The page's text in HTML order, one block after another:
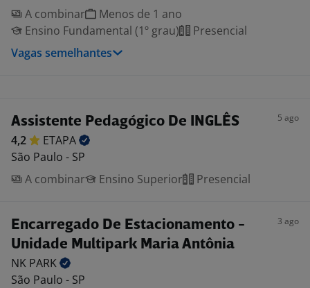
A combinar
Menos de 1 ano
Ensino Fundamental (1º grau)
Presencial
Vagas semelhantes
Assistente Pedagógico De INGLÊS 5 ago
4,2
ETAPA
São Paulo - SP
A combinar
Ensino Superior Presencial
Encarregado De Estacionamento -
Unidade Multipark Maria Antônia
3 ago
NK PARK
São Paulo - SP